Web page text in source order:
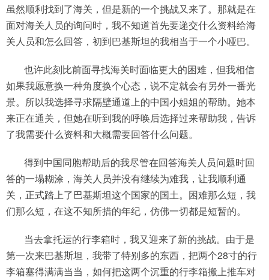
虽然顺利找到了海关，但是新的一个挑战又来了。那就是在
面对海关人员的询问时，我不知道首先要递交什么资料给海
关人员和怎么回答，初到巴基斯坦的我相当于一个小哑巴。
也许此刻比前面寻找海关时面临更大的困难，但我相信
如果我愿意换一种角度换个心态，说不定就会有另外一番光
景。所以我选择寻求隔壁通道上的中国小姐姐的帮助。她本
来正在通关，但她在听到我的呼唤后选择过来帮助我，告诉
了我需要什么资料和大概需要回答什么问题。
得到中国同胞帮助后的我尽管在回答海关人员问题时回
答的一塌糊涂，海关人员并没有继续为难我，让我顺利通
关，正式踏上了巴基斯坦这个国家的国土。困难那么短，我
们那么短，在这不知所措的年纪，仿佛一切都是短暂的。
当去拿托运的行李箱时，我又迎来了新的挑战。由于是
第一次来巴基斯坦，我带了特别多的东西，把两个28寸的行
李箱塞得满满当当，如何把这两个沉重的行李箱搬上推车对